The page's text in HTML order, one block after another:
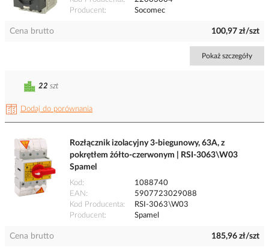
Producent
Socomec
Cena brutto 100,97 zł/szt
Pokaż szczegóły
Dodaj do porównania
22 szt
Rozłącznik izolacyjny 3-biegunowy, 63A, z
pokrętłem żółto-czerwonym | RSI-3063\W03
Spamel
Kod
1088740
EAN
5907723029088
Kod Producenta
RSI-3063\W03
Producent
Spamel
Cena brutto 185,96 zł/szt